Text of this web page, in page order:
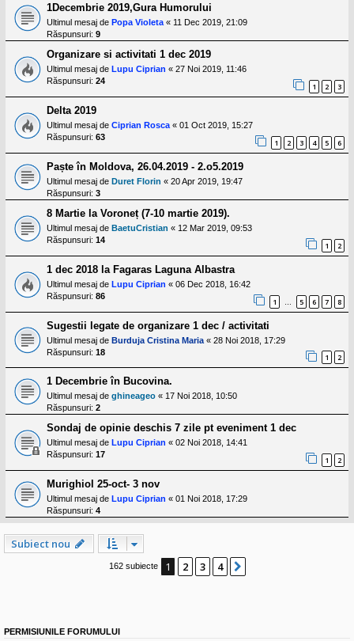
1Decembrie 2019,Gura Humorului
Ultimul mesaj de Popa Violeta « 11 Dec 2019, 21:09
Răspunsuri: 9
Organizare si activitati 1 dec 2019
Ultimul mesaj de Lupu Ciprian « 27 Noi 2019, 11:46
Răspunsuri: 24
1 2 3
Delta 2019
Ultimul mesaj de Ciprian Rosca « 01 Oct 2019, 15:27
Răspunsuri: 63
1 2 3 4 5 6
Paște în Moldova, 26.04.2019 - 2.o5.2019
Ultimul mesaj de Duret Florin « 20 Apr 2019, 19:47
Răspunsuri: 3
8 Martie la Voroneț (7-10 martie 2019).
Ultimul mesaj de BaetuCristian « 12 Mar 2019, 09:53
Răspunsuri: 14
1 2
1 dec 2018 la Fagaras Laguna Albastra
Ultimul mesaj de Lupu Ciprian « 06 Dec 2018, 16:42
Răspunsuri: 86
1 5 6 7 8
Sugestii legate de organizare 1 dec / activitati
Ultimul mesaj de Burduja Cristina Maria « 28 Noi 2018, 17:29
Răspunsuri: 18
1 2
1 Decembrie în Bucovina.
Ultimul mesaj de ghineageo « 17 Noi 2018, 10:50
Răspunsuri: 2
Sondaj de opinie deschis 7 zile pt eveniment 1 dec
Ultimul mesaj de Lupu Ciprian « 02 Noi 2018, 14:41
Răspunsuri: 17
1 2
Murighiol 25-oct- 3 nov
Ultimul mesaj de Lupu Ciprian « 01 Noi 2018, 17:29
Răspunsuri: 4
Subiect nou
162 subiecte 1 2 3 4
PERMISIUNILE FORUMULUI